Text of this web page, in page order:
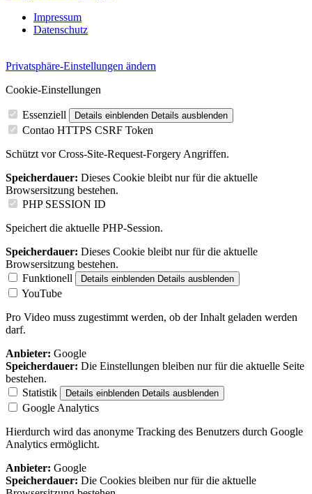
Impressum
Datenschutz
Privatsphäre-Einstellungen ändern
Cookie-Einstellungen
Essenziell Details einblenden Details ausblenden
Contao HTTPS CSRF Token
Schützt vor Cross-Site-Request-Forgery Angriffen.
Speicherdauer: Dieses Cookie bleibt nur für die aktuelle
Browsersitzung bestehen.
PHP SESSION ID
Speichert die aktuelle PHP-Session.
Speicherdauer: Dieses Cookie bleibt nur für die aktuelle
Browsersitzung bestehen.
Funktionell
Details einblenden Details ausblenden
YouTube
Pro Video muss zugestimmt werden, ob der Inhalt geladen werden
darf.
Anbieter: Google
Speicherdauer: Die Einstellungen bleiben nur für die aktuelle Seite
bestehen.
Statistik
Details einblenden Details ausblenden
Google Analytics
Hierdurch wird das anonyme Tracking des Benutzers durch Google
Analytics ermöglicht.
Anbieter: Google
Speicherdauer: Die Cookies bleiben nur für die aktuelle